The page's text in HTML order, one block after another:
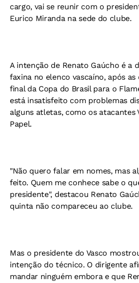
cargo, vai se reunir com o
Eurico Miranda na sede do clube.
A intenção de Renato Gaúcho é a
faxina no elenco vascaíno, após
final da Copa do Brasil para o
está insatisfeito com problemas
alguns atletas, como os atacantes
Papel.
"Não quero falar em nomes, mas
feito. Quem me conhece sabe o
presidente", destacou Renato
quinta não compareceu ao clube.
Mas o presidente do Vasco
intenção do técnico. O dirigente
mandar ninguém embora e que